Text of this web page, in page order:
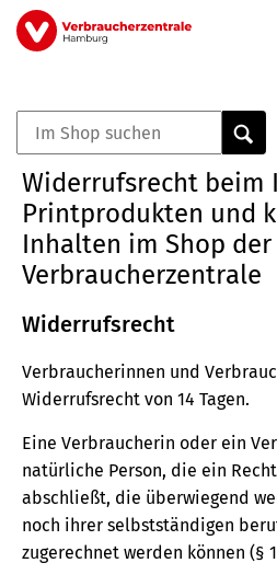
Direkt
zum
0
Widerrufsrecht beim
Printprodukten und
Inhalten im Shop der
Verbraucherzentrale
Widerrufsrecht
Verbraucherinnen und
Widerrufsrecht von 14 Tagen.
Eine Verbraucherin oder ein
natürliche Person, die ein
abschließt, die überwiegend
noch ihrer selbstständigen
zugerechnet werden können (§